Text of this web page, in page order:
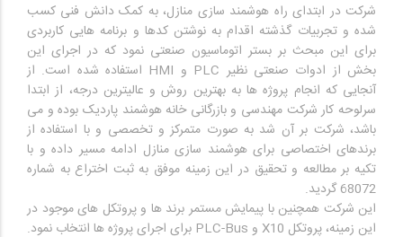
شرکت در ابتدای راه هوشمند سازی منازل، به کمک دانش فنی کسب
شده و تجربیات گذشته اقدام به نوشتن کدها و برنامه هایی کاربردی
برای این مبحث بر بستر اتوماسیون صنعتی نمود که در اجرای این
بخش از ادوات صنعتی نظیر PLC و HMI استفاده شده است. از
آنجایی که انجام پروژه ها به بهترین روش و عالیترین درجه، از ابتدا
سرلوحه کار شرکت مهندسی و بازرگانی خانه هوشمند پاردیک بوده و می
باشد، شرکت بر آن شد به صورت متمرکز و تخصصی و با استفاده از
برندهای اختصاصی برای هوشمند سازی منازل ادامه مسیر داده و با
تکیه بر مطالعه و تحقیق در این زمینه موفق به ثبت اختراع به شماره
این شرکت همچنین با پیمایش مستمر برند ها و پروتکل های موجود در